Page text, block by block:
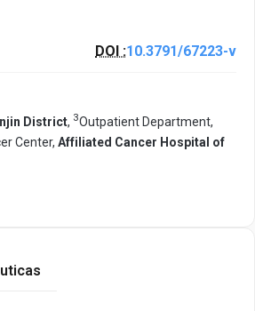
DOI :10.3791/67223-v
District, 3Outpatient Department,
Center, Affiliated Cancer Hospital of